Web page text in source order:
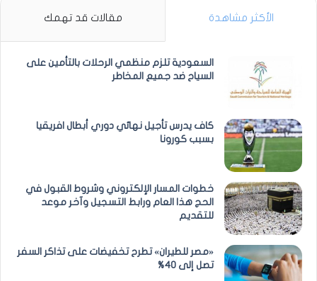
الأكثر مشاهدة مقالات قد تهمك
السعودية تلزم منظمي الرحلات بالتأمين على
السياح ضد جميع المخاطر
كاف يدرس تأجيل نهائي دوري أبطال افريقيا
بسبب كورونا
خطوات المسار الإلكتروني وشروط القبول في
الحج هذا العام ورابط التسجيل وآخر موعد
للتقديم
«مصر للطيران» تطرح تخفيضات على تذاكر السفر
تصل إلى 40%